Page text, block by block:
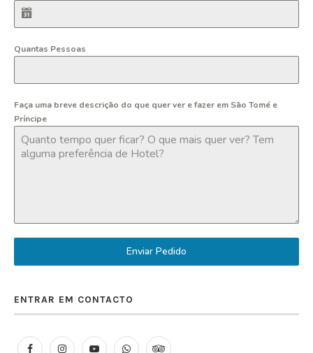
Quantas Pessoas
Faça uma breve descrição do que quer ver e fazer em São Tomé e
Príncipe
Enviar Pedido
ENTRAR EM CONTACTO